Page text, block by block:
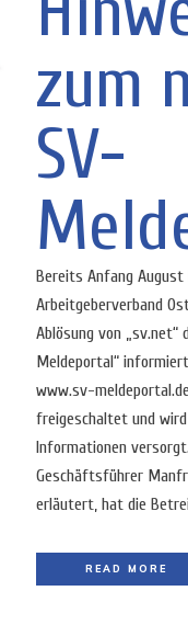
zum
SV-
Bereits Anfang
Arbeitgeberverband
Ablösung von „sv.net“
Meldeportal“
www.sv-
freigeschaltet und
Informationen
Geschäftsführer
erläutert, hat die
READ MORE